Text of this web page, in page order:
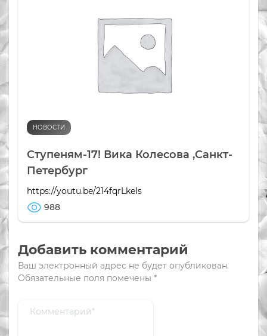
НОВОСТИ
Ступеням-17! Вика Колесова ,Санкт-
Петербург
https://youtu.be/214fqrLkeIs
988
Добавить комментарий
Ваш электронный адрес не будет опубликован.
Обязательные поля помечены *